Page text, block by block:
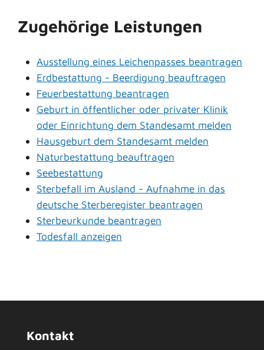
Zugehörige Leistungen
Ausstellung eines Leichenpasses beantragen
Erdbestattung - Beerdigung beauftragen
Feuerbestattung beantragen
Geburt in öffentlicher oder privater Klinik
oder Einrichtung dem Standesamt melden
Hausgeburt dem Standesamt melden
Naturbestattung beauftragen
Seebestattung
Sterbefall im Ausland - Aufnahme in das
deutsche Sterberegister beantragen
Sterbeurkunde beantragen
Todesfall anzeigen
Kontakt